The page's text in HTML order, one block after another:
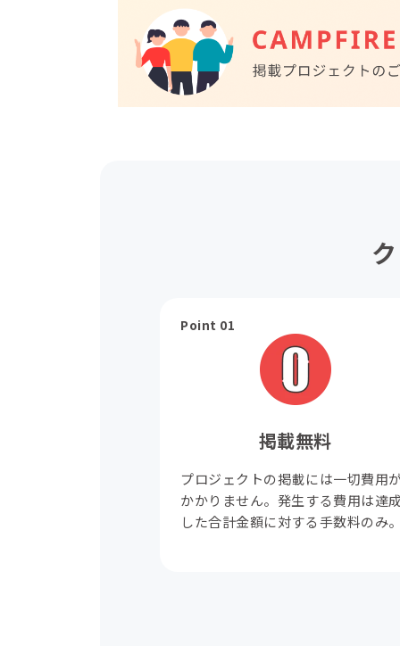
Point 01
掲載無料
プロジェクトの掲載には一切費用
かかりません。発生する費用は達
した合計金額に対する手数料のみ